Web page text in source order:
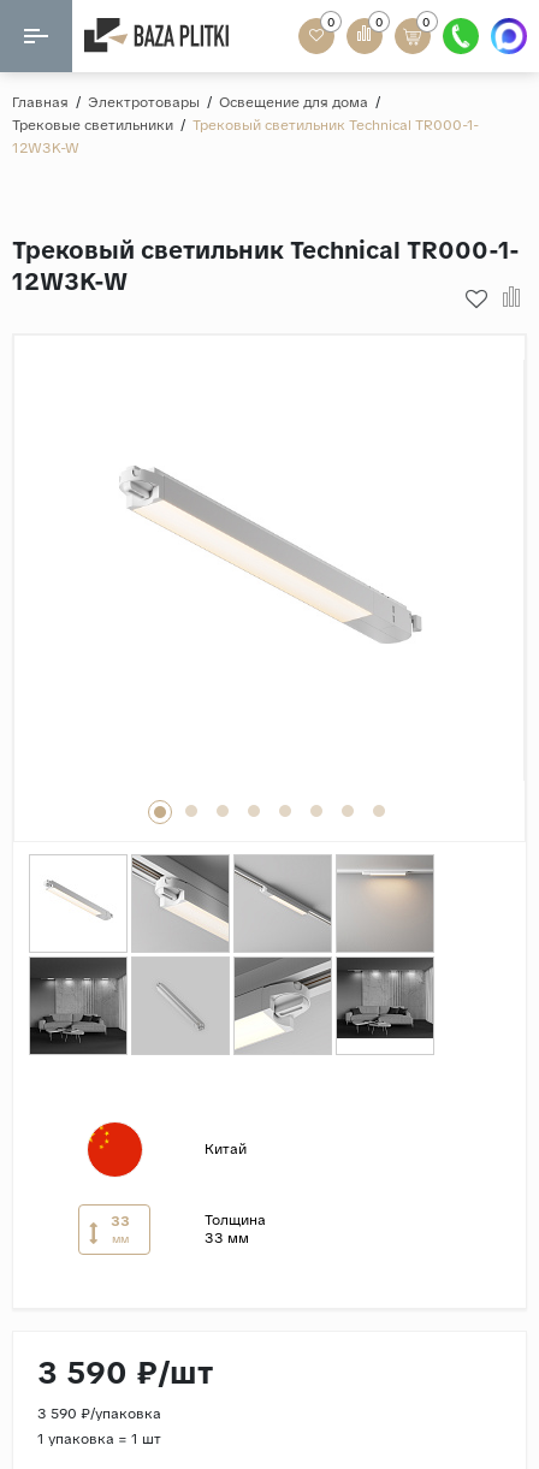
Назад
Керамогранит
20x120
Камень
Оникс
Поверхность
Матовая
Сатинированная
Карвинг
Структурная
Мозаика
0 0 0
Главная / Электротовары / Освещение для дома /
Трековые светильники / Трековый светильник Technical TR000-1-
12W3K-W
Трековый светильник Technical TR000-1-
12W3K-W
Китай
33
мм
Толщина
33 мм
3 590 ₽/шт
3 590 ₽/упаковка
1 упаковка = 1 шт